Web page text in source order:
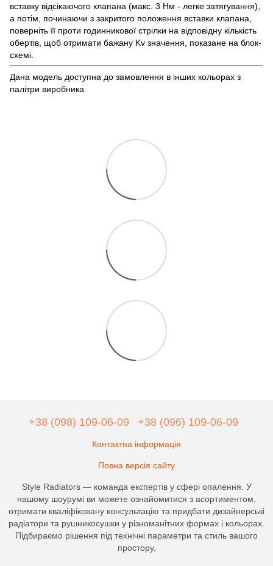
вставку відсікаючого клапана (макс. 3 Нм - легке затягування),
а потім, починаючи з закритого положення вставки клапана,
поверніть її проти годинникової стрілки на відповідну кількість
обертів, щоб отримати бажану Kv значення, показане на блок-
схемі.
Дана модель доступна до замовлення в інших кольорах з
палітри виробника
+38 (098) 109-06-09 +38 (096) 109-06-09
Контактна інформація
Повна версія сайту
Style Radiators — команда експертів у сфері опалення. У
нашому шоурумі ви можете ознайомитися з асортиментом,
отримати кваліфіковану консультацію та придбати дизайнерські
радіатори та рушникосушки у різноманітних формах і кольорах.
Підбираємо рішення під технічні параметри та стиль вашого
простору.